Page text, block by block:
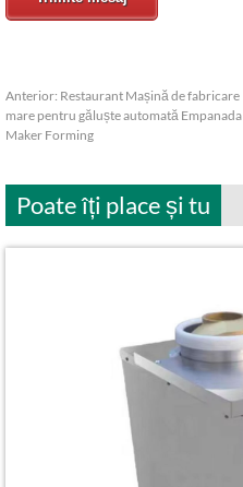
Anterior: Restaurant Mașină de fabricare
mare pentru găluște automată Empanada
Maker Forming
Poate îți place și tu